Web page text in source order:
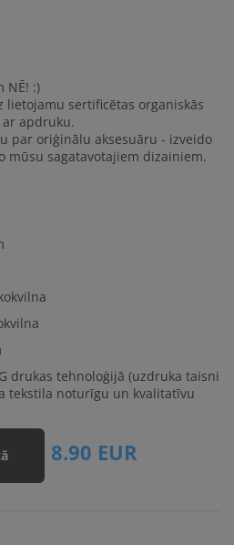
NĒ! :)
lietojamu sertificētas organiskās
apdruku.
par oriģinālu aksesuāru - izveido
mūsu sagatavotajiem dizainiem.
drukas tehnoloģijā (uzdruka taisni
tekstila noturīgu un kvalitatīvu
8.90 EUR